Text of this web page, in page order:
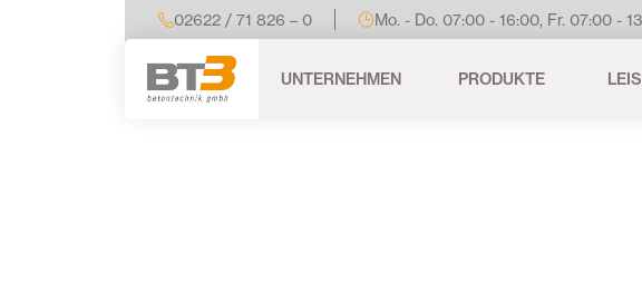
02622 / 71 826 – 0 Mo. - Do. 07:00 - 16:00, Fr. 07:00 -
UNTERNEHMEN PRODUKTE